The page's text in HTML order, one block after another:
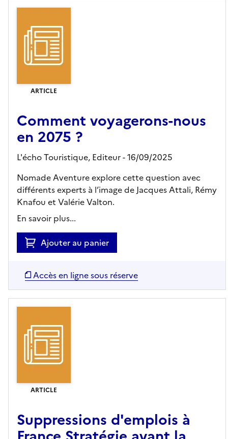
ARTICLE
Comment voyagerons-nous
en 2075 ?
L'écho Touristique, Editeur- 16/09/2025
Nomade Aventure explore cette question avec
différents experts à l’image de Jacques Attali, Rémy
Knafou et Valérie Valton.
En savoir plus...
Ajouter au panier
Accès en ligne sous réserve
ARTICLE
Suppressions d'emplois à